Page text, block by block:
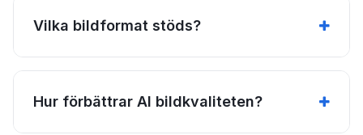
Vilka bildformat stöds?
Hur förbättrar AI bildkvaliteten?